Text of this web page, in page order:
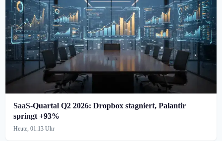
SaaS-Quartal Q2 2026: Dropbox stagniert, Palantir
springt +93%
Heute, 01:13 Uhr